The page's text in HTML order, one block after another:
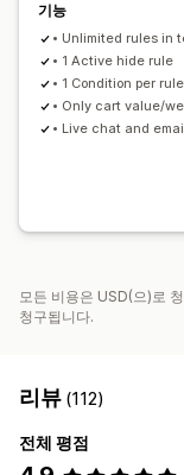
기능
• Unlimited rules in
• 1 Active hide rule
• 1 Condition per rule
• Only cart value/
• Live chat and
모든 비용은 USD(으)로
청구됩니다.
리뷰 (112)
전체 평점